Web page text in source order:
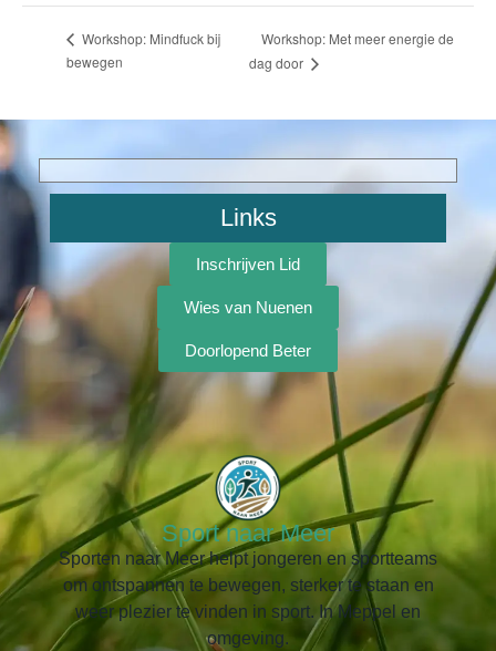
Workshop: Mindfuck bij
bewegen
Workshop: Met meer energie de
dag door
Links
Inschrijven Lid
Wies van Nuenen
Doorlopend Beter
Sport naar Meer
Sporten naar Meer helpt jongeren en sportteams
om ontspannen te bewegen, sterker te staan en
weer plezier te vinden in sport. In Meppel en
omgeving.